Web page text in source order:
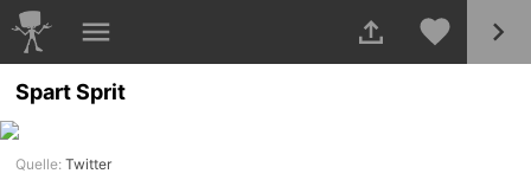
Spart Sprit
Quelle:Twitter